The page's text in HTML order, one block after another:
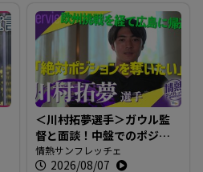
＜川村拓夢選手＞ガウル監
督と面談！中盤でのポジシ
ョン争いに本気で挑む【情
熱サンフレッチェ】
情熱サンフレッチェ
2026/08/07